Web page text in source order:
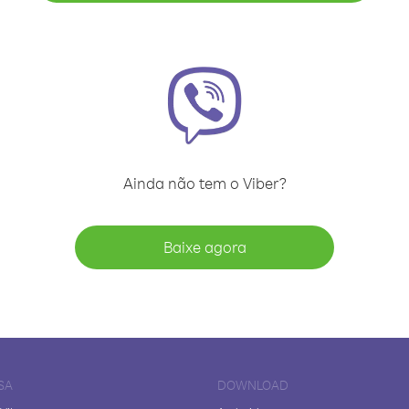
Ainda não tem o Viber?
Baixe agora
DOWNLOAD